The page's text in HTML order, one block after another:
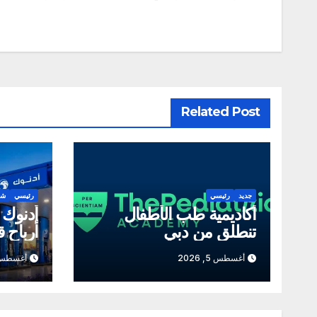
Related Post
جديد رئيسي
أكاديمية طب الأطفال
تنطلق من دبي
أغسطس 5, 2026
رئيسي
أرباح
أغسطس 5,